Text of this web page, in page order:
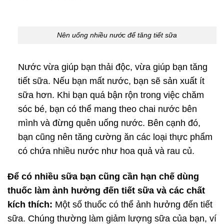
Nên uống nhiều nước để tăng tiết sữa
Nước vừa giúp bạn thải độc, vừa giúp bạn tăng
tiết sữa. Nếu bạn mất nước, bạn sẽ sản xuất ít
sữa hơn. Khi bạn quá bận rộn trong việc chăm
sóc bé, bạn có thể mang theo chai nước bên
mình và đừng quên uống nước. Bên cạnh đó,
bạn cũng nên tăng cường ăn các loại thực phẩm
có chứa nhiều nước như hoa quả và rau củ.
Để có nhiều sữa bạn cũng cần hạn chế dùng
thuốc làm ảnh hưởng đến tiết sữa và các chất
kích thích: Một số thuốc có thể ảnh hưởng đến tiết
sữa. Chúng thường làm giảm lượng sữa của bạn, ví